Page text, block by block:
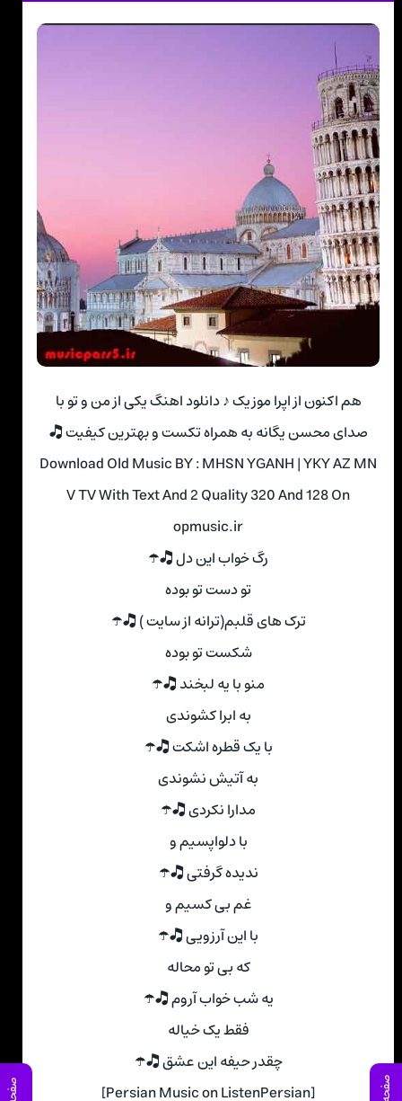
هم اکنون از اپرا موزیک ♪ دانلود اهنگ یکی از من و تو با
صدای محسن یگانه به همراه تکست و بهترین کیفیت 🎝
Download Old Music BY : MHSN YGANH | YKY AZ MN
V TV With Text And 2 Quality 320 And 128 On
opmusic.ir
رگ خواب این دل 🎝☂
تو دست تو بوده
ترک های قلبم(ترانه از سایت ) 🎝☂
شکست تو بوده
منو با یه لبخند 🎝☂
به ابرا کشوندی
با یک قطره اشکت 🎝☂
به آتیش نشوندی
مدارا نکردی 🎝☂
با دلواپسیم و
ندیده گرفتی 🎝☂
غم بی کسیم و
با این آرزویی 🎝☂
که بی تو محاله
یه شب خواب آروم 🎝☂
فقط یک خیاله
چقدر حیفه این عشق 🎝☂
[Persian Music on ListenPersian]